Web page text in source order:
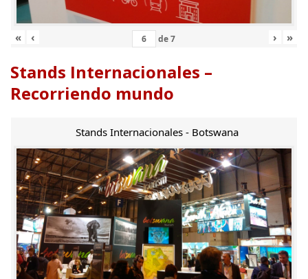
« ‹ de7 › »
Stands Internacionales –
Recorriendo mundo
Stands Internacionales - Botswana